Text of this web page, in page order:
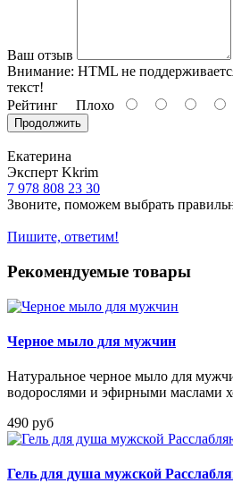
Ваш отзыв
Внимание: HTML не
текст!
Рейтинг Плохо
Продолжить
Екатерина
Эксперт Kkrim
7 978 808 23 30
Звоните, поможем выбрать
Пишите, ответим!
Рекомендуемые товары
Черное мыло для мужчин
Натуральное черное мыло для
водорослями и эфирными маслами
490 руб
Гель для душа мужской